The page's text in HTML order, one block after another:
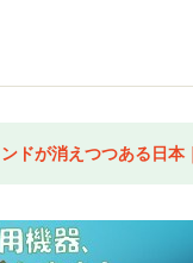
ンドが消えつつある日